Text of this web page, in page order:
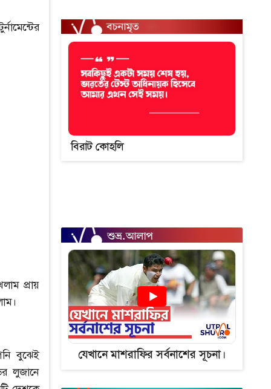
প্রায়
বুঝেই
লুজানে
বিরাট কোহলি
যেখানে মাশরাফির সর্বনাশের সূচনা।